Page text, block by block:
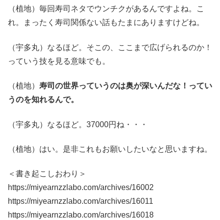
（植地）毎回寿司ネタでウンチクがあるんですよね。こ
れ。まったく寿司関係ない話もたまにありますけどね。
（宇多丸）なるほど。そこの、ここまで広げられるのか！
っていう技を見る意味でも。
（植地） 寿司の世界っていうのは奥が深いんだな！ってい
うのを知れるんで。
（宇多丸）なるほど。37000円ね・・・
（植地）はい。是非これもお願いしたいなと思いますね。
＜書き起こしおわり＞
https://miyearnzzlabo.com/archives/16002
https://miyearnzzlabo.com/archives/16011
https://miyearnzzlabo.com/archives/16018